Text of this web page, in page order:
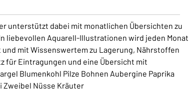
unterstützt dabei mit monatlichen Übersichten zu
liebevollen Aquarell-Illustrationen wird jeden Monat
mit Wissenswertem zu Lagerung, Nährstoffen
für Eintragungen und eine Übersicht mit
Blumenkohl Pilze Bohnen Aubergine Paprika
Zweibel Nüsse Kräuter